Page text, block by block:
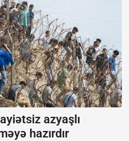
azyaşlı
hazırdır